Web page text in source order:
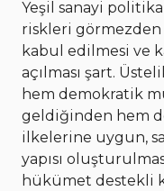
Yeşil sanayi
riskleri
kabul edilmesi ve
açılması şart.
hem demokratik
geldiğinden hem
ilkelerine uygun,
yapısı
hükümet destekli